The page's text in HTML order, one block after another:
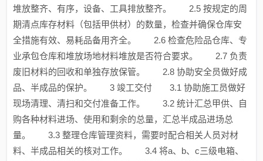
堆放整齐、有序，设备、工具排放整齐。 2.5 按规定的周
期清点库存材料（包括甲供材）的数量，检查并确保仓库安
全措施有效、易耗品备用齐全。 2.6 检查危险品仓库、专
业承包仓库和堆放场地材料堆放是否符合要求。 2.7 负责
废旧材料的回收和单独存放保管。 2.8 协助安全员做好成
品、半成品的保护。 3 竣工交付 3.1 协助施工员做好
现场清理、清扫和交付准备工作。 3.2 统计汇总甲供、自
购各种材料进场、使用和剩余的总量，汇总半成品进场总
量。 3.3 整理仓库管理资料，需要时配合相关人员对材
料、半成品相关的核对工作。 3.4 将a、b、c三级电箱、